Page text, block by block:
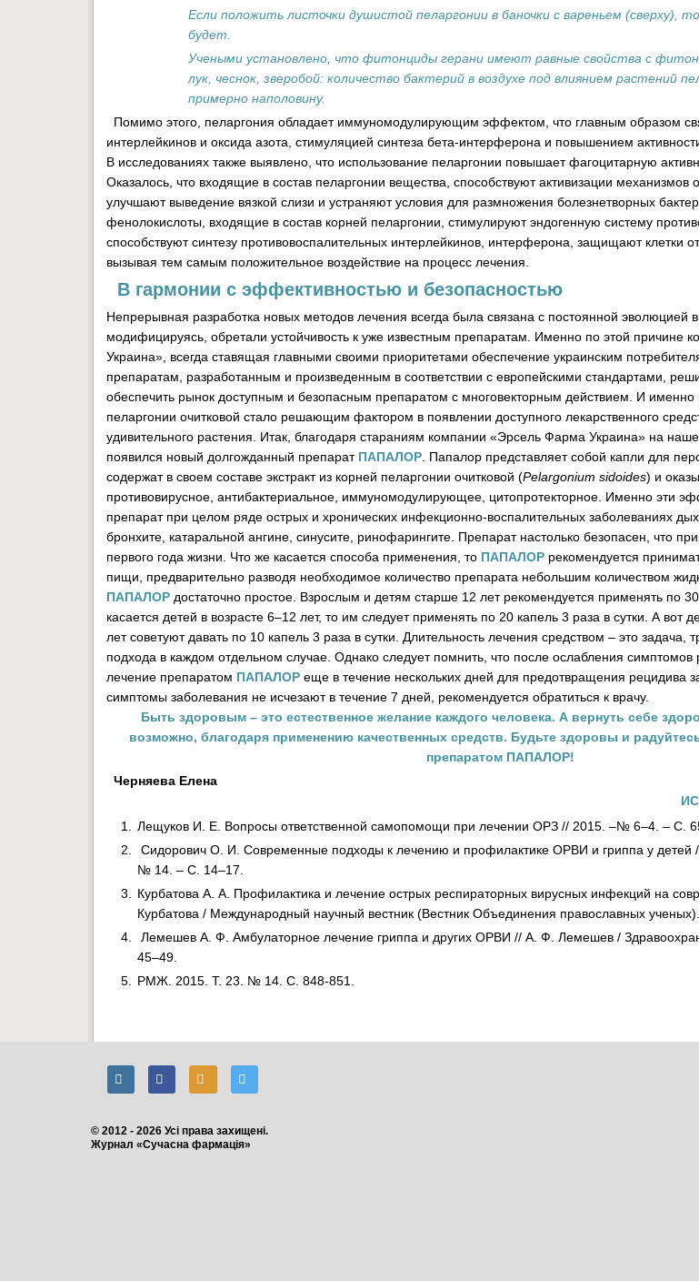
Если положить листочки душистой пеларгонии в баночки с вареньем (сверху),
будет.
Учеными установлено, что фитонциды герани имеют равные свойства с
лук, чеснок, зверобой: количество бактерий в воздухе под влиянием растений
примерно наполовину.
Помимо этого, пеларгония обладает иммуномодулирующим эффектом, что главным образом
интерлейкинов и оксида азота, стимуляцией синтеза бета-интерферона и повышением
В исследованиях также выявлено, что использование пеларгонии повышает фагоцитарную
Оказалось, что входящие в состав пеларгонии вещества, способствуют активизации
улучшают выведение вязкой слизи и устраняют условия для размножения болезнетворных
фенолокислоты, входящие в состав корней пеларгонии, стимулируют эндогенную систему
способствуют синтезу противовоспалительных интерлейкинов, интерферона, защищают клетки
вызывая тем самым положительное воздействие на процесс лечения.
В гармонии с эффективностью и безопасностью
Непрерывная разработка новых методов лечения всегда была связана с постоянной эволюцией
модифицируясь, обретали устойчивость к уже известным препаратам. Именно по этой причине
Украина», всегда ставящая главными своими приоритетами обеспечение украинским
препаратам, разработанным и произведенным в соответствии с европейскими стандартами,
обеспечить рынок доступным и безопасным препаратом с многовекторным действием. И
пеларгонии очитковой стало решающим фактором в появлении доступного лекарственного
удивительного растения. Итак, благодаря стараниям компании «Эрсель Фарма Украина» на
появился новый долгожданный препарат ПАПАЛОР. Папалор представляет собой капли для
содержат в своем составе экстракт из корней пеларгонии очитковой (Pelargonium sidoides) и
противовирусное, антибактериальное, иммуномодулирующее, цитопротекторное. Именно эти
препарат при целом ряде острых и хронических инфекционно-воспалительных заболеваниях
бронхите, катаральной ангине, синусите, ринофарингите. Препарат настолько безопасен, что
первого года жизни. Что же касается способа применения, то ПАПАЛОРрекомендуется
пищи, предварительно разводя необходимое количество препарата небольшим количеством
ПАПАЛОРдостаточно простое. Взрослым и детям старше 12 лет рекомендуется применять по
касается детей в возрасте 6–12 лет, то им следует применять по 20 капель 3 раза в сутки. А вот
лет советуют давать по 10 капель 3 раза в сутки. Длительность лечения средством – это задача,
подхода в каждом отдельном случае. Однако следует помнить, что после ослабления симптомов
лечение препаратом ПАПАЛОРеще в течение нескольких дней для предотвращения рецидива
симптомы заболевания не исчезают в течение 7 дней, рекомендуется обратиться к врачу.
Быть здоровым – это естественное желание каждого человека. А вернуть себе
возможно, благодаря применению качественных средств. Будьте здоровы и
препаратом ПАПАЛОР!
Черняева Елена
Лещуков И. Е. Вопросы ответственной самопомощи при лечении ОРЗ // 2015. –№ 6–4. – С.
Сидорович О. И. Современные подходы к лечению и профилактике ОРВИ и гриппа у детей
№ 14. – С. 14–17.
Курбатова А. А. Профилактика и лечение острых респираторных вирусных инфекций на
Курбатова / Международный научный вестник (Вестник Объединения православных
Лемешев А. Ф. Амбулаторное лечение гриппа и других ОРВИ // А. Ф. Лемешев /
45–49.
РМЖ. 2015. Т. 23. № 14. С. 848-851.
© 2012 - 2026 Усі права захищені.
Журнал «Сучасна фармація»